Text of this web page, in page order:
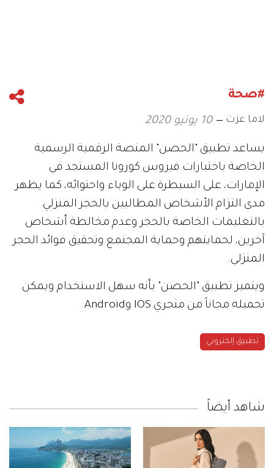
#صحة
لاما عزت 10 يونيو 2020
يساعد تطبيق "الحصن" المنصة الرقمية الرسمية
الخاصة باختبارات فيروس كورونا المستجد في
الإمارات، على السيطرة على الوباء واحتوائه، كما يظهر
مدى التزام الأشخاص المطالبين بالحجر المنزلي
بالتعليمات الخاصة بالحجر وعدم مخالطة أشخاص
آخرين، لحمايتهم وحماية المجتمع وتحقيق فوائد الحجر
المنزلي.
ويتميز تطبيق "الحصن" بأنه سهل الاستخدام ويمكن
تحميله مجاناً من متجري IOS وAndroid.
تطبيق إلكتروني
شاهد أيضاً